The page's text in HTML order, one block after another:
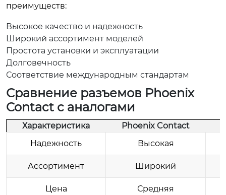
преимуществ:
Высокое качество и надежность
Широкий ассортимент моделей
Простота установки и эксплуатации
Долговечность
Соответствие международным стандартам
Сравнение разъемов Phoenix
Contact с аналогами
Характеристика
Phoenix Contact
Надежность
Высокая
Ассортимент Широкий
Цена
Средняя